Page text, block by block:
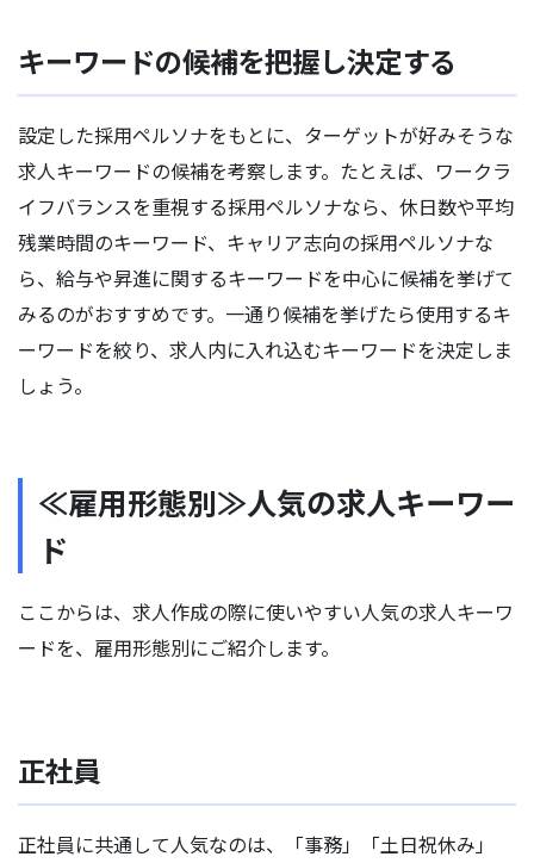
キーワードの候補を把握し決定する
設定した採用ペルソナをもとに、ターゲットが好みそうな
求人キーワードの候補を考察します。たとえば、ワークラ
イフバランスを重視する採用ペルソナなら、休日数や平均
残業時間のキーワード、キャリア志向の採用ペルソナな
ら、給与や昇進に関するキーワードを中心に候補を挙げて
みるのがおすすめです。一通り候補を挙げたら使用するキ
ーワードを絞り、求人内に入れ込むキーワードを決定しま
しょう。
≪雇用形態別≫人気の求人キーワー
ド
ここからは、求人作成の際に使いやすい人気の求人キーワ
ードを、雇用形態別にご紹介します。
正社員
正社員に共通して人気なのは、「事務」「土日祝休み」